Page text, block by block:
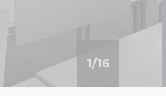
1/16